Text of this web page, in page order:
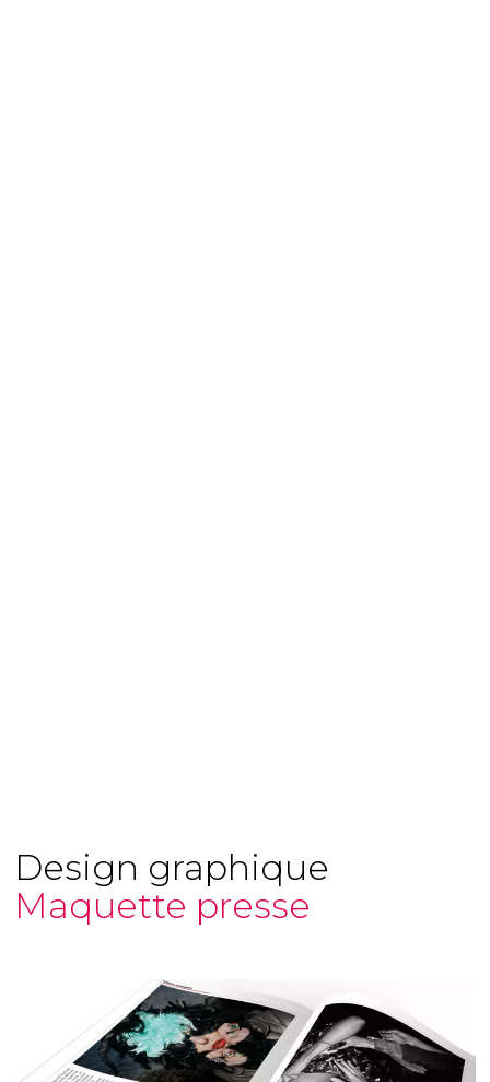
Design graphique